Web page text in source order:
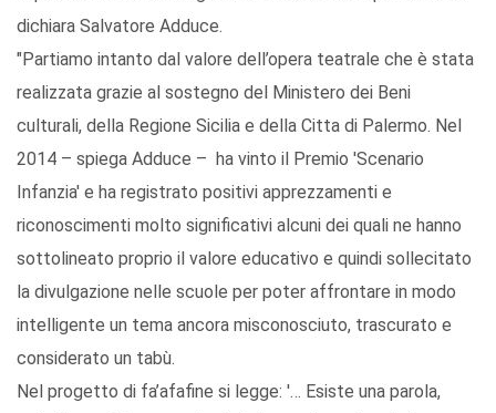
dichiara Salvatore Adduce.
"Partiamo intanto dal valore dell’opera teatrale che è stata
realizzata grazie al sostegno del Ministero dei Beni
culturali, della Regione Sicilia e della Citta di Palermo. Nel
2014 – spiega Adduce – ha vinto il Premio 'Scenario
Infanzia' e ha registrato positivi apprezzamenti e
riconoscimenti molto significativi alcuni dei quali ne hanno
sottolineato proprio il valore educativo e quindi sollecitato
la divulgazione nelle scuole per poter affrontare in modo
intelligente un tema ancora misconosciuto, trascurato e
considerato un tabù.
Nel progetto di fa’afafine si legge: '… Esiste una parola,